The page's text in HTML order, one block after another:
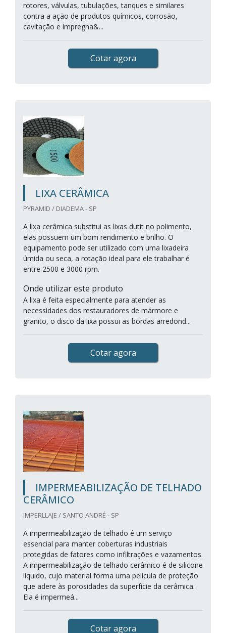
rotores, válvulas, tubulações, tanques e similares
contra a ação de produtos químicos, corrosão,
cavitação e impregna&...
Cotar agora
LIXA CERÂMICA
PYRAMID / DIADEMA - SP
A lixa cerâmica substitui as lixas dutit no polimento,
elas possuem um bom rendimento e brilho. O
equipamento pode ser utilizado com uma lixadeira
úmida ou seca, a rotação ideal para ele trabalhar é
entre 2500 e 3000 rpm.
Onde utilizar este produto
A lixa é feita especialmente para atender as
necessidades dos restauradores de mármore e
granito, o disco da lixa possui as bordas arredond...
Cotar agora
IMPERMEABILIZAÇÃO DE TELHADO
CERÂMICO
IMPERLLAJE / SANTO ANDRÉ - SP
A impermeabilização de telhado é um serviço
essencial para manter coberturas industriais
protegidas de fatores como infiltrações e vazamentos.
A impermeabilização de telhado cerâmico é de silicone
líquido, cujo material forma uma película de proteção
que adere às porosidades da superfície da cerâmica.
Ela é impermeá...
Cotar agora